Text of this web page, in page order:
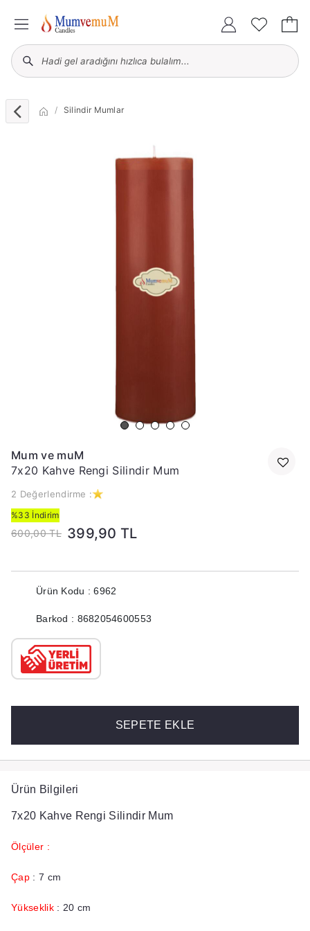
Silindir Mumlar
Mum ve muM
7x20 Kahve Rengi Silindir Mum
2 Değerlendirme :
%33 İndirim
600,00 TL 399,90 TL
Ürün Kodu : 6962
Barkod : 8682054600553
SEPETE EKLE
Ürün Bilgileri
7x20 Kahve Rengi Silindir Mum
Ölçüler :
Çap : 7 cm
Yükseklik : 20 cm